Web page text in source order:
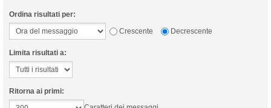
Ordina risultati per:
Crescente
Decrescente
Limita risultati a:
Ritorna ai primi: